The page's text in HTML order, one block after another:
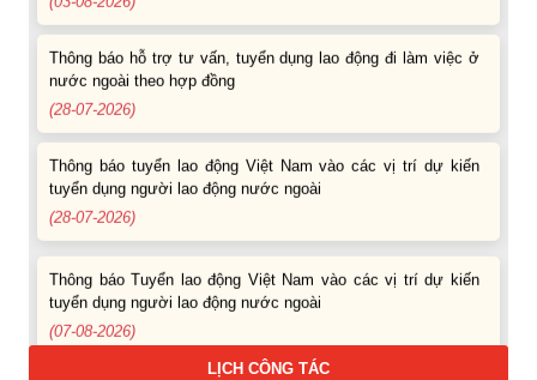
Thông báo hỗ trợ tư vấn, tuyển dụng lao động đi làm việc ở
nước ngoài theo hợp đồng
(28-07-2026)
Thông báo tuyển lao động Việt Nam vào các vị trí dự kiến
tuyển dụng người lao động nước ngoài
(28-07-2026)
Thông báo Tuyển lao động Việt Nam vào các vị trí dự kiến
tuyển dụng người lao động nước ngoài
(07-08-2026)
Thông báo các khóa đào tạo năm học 2026-2027
LỊCH CÔNG TÁC